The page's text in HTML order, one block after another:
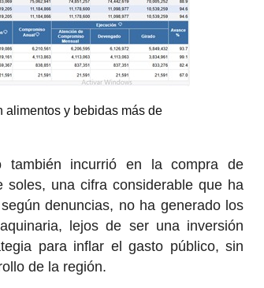
alimentos y bebidas más de
también incurrió en la compra de
una cifra considerable que ha
denuncias, no ha generado los
lejos de ser una inversión
para inflar el gasto público, sin
de la región.